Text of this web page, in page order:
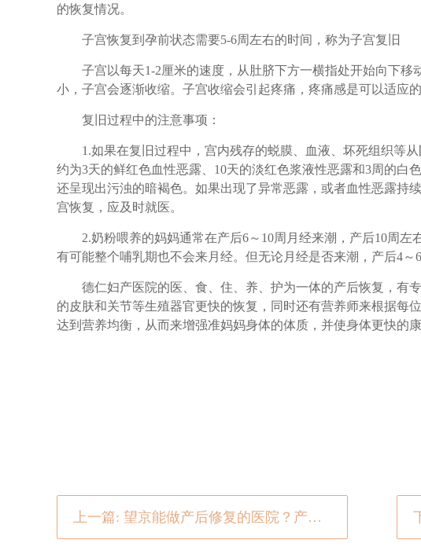
的恢复情况。
子宫恢复到孕前状态需要5-6周左右的时间，称为子宫复旧
子宫以每天1-2厘米的速度，从肚脐下方一横指处开始向下移
小，子宫会逐渐收缩。子宫收缩会引起疼痛，疼痛感是可以适应的
复旧过程中的注意事项：
1.如果在复旧过程中，宫内残存的蜕膜、血液、坏死组织等从
约为3天的鲜红色血性恶露、10天的淡红色浆液性恶露和3周的白
还呈现出污浊的暗褐色。如果出现了异常恶露，或者血性恶露持
宫恢复，应及时就医。
2.奶粉喂养的妈妈通常在产后6～10周月经来潮，产后10周左
有可能整个哺乳期也不会来月经。但无论月经是否来潮，产后4～
德仁妇产医院的医、食、住、养、护为一体的产后恢复，有
的皮肤和关节等生殖器官更快的恢复，同时还有营养师来根据每
达到营养均衡，从而来增强准妈妈身体的体质，并使身体更快的康
上一篇: 望京能做产后修复的医院？产后的新妈都想尽快恢复身体做好这6件事情